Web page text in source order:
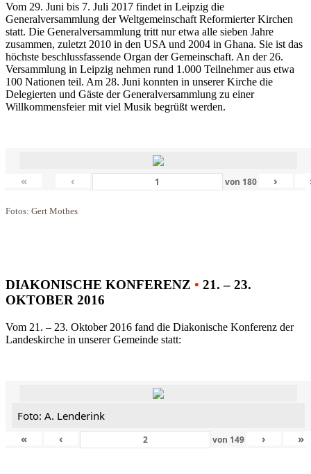
Vom 29. Juni bis 7. Juli 2017 findet in Leipzig die
Generalversammlung der Weltgemeinschaft Reformierter Kirchen
statt. Die Generalversammlung tritt nur etwa alle sieben Jahre
zusammen, zuletzt 2010 in den USA und 2004 in Ghana. Sie ist das
höchste beschlussfassende Organ der Gemeinschaft. An der 26.
Versammlung in Leipzig nehmen rund 1.000 Teilnehmer aus etwa
100 Nationen teil. Am 28. Juni konnten in unserer Kirche die
Delegierten und Gäste der Generalversammlung zu einer
Willkommensfeier mit viel Musik begrüßt werden.
« ‹ von 180 ›
Fotos: Gert Mothes
DIAKONISCHE KONFERENZ • 21. – 23.
OKTOBER 2016
Vom 21. – 23. Oktober 2016 fand die Diakonische Konferenz der
Landeskirche in unserer Gemeinde statt:
Foto: A. Lenderink
«
‹ von 149 › »